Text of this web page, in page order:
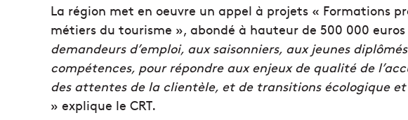
La région met en oeuvre un appel à projets « Formations
métiers du tourisme », abondé à hauteur de 500 000
demandeurs d’emploi, aux saisonniers, aux jeunes
compétences, pour répondre aux enjeux de qualité de
des attentes de la clientèle, et de transitions écologique
» explique le CRT.